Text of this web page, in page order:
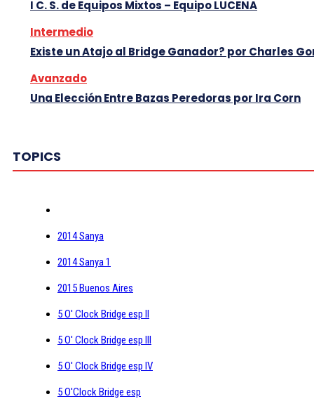
I C. S. de Equipos Mixtos – Equipo LUCENA
Intermedio
Existe un Atajo al Bridge Ganador? por Charles
Avanzado
Una Elección Entre Bazas Peredoras por Ira Corn
TOPICS
2014 Sanya
2014 Sanya 1
2015 Buenos Aires
5 O' Clock Bridge esp II
5 O' Clock Bridge esp III
5 O' Clock Bridge esp IV
5 O'Clock Bridge esp